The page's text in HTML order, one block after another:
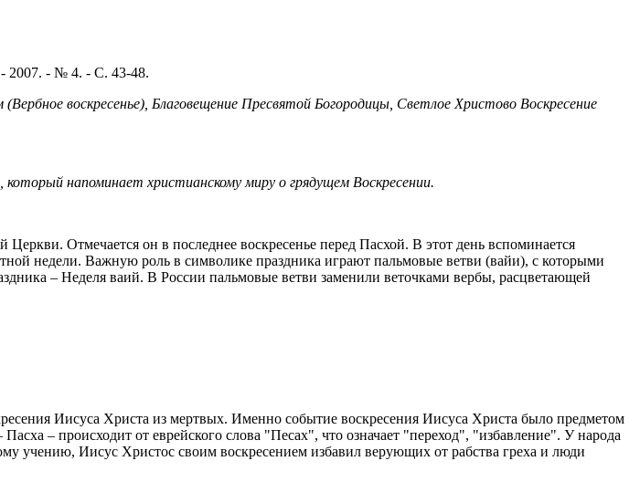
2007. - № 4. - С. 43-48.
воскресенье), Благовещение Пресвятой Богородицы, Светлое Христово Воскресение
который напоминает христианскому миру о грядущем Воскресении.
Отмечается он в последнее воскресенье перед Пасхой. В этот день вспоминается
недели. Важную роль в символике праздника играют пальмовые ветви (вайи), с которыми
– Неделя ваий. В России пальмовые ветви заменили веточками вербы, расцветающей
Иисуса Христа из мертвых. Именно событие воскресения Иисуса Христа было предметом
– происходит от еврейского слова "Песах", что означает "переход", "избавление". У народа
учению, Иисус Христос своим воскресением избавил верующих от рабства греха и люди